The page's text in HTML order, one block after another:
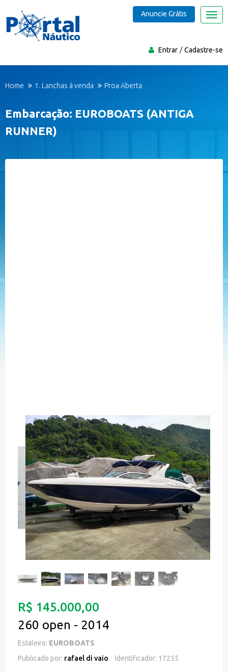
Entrar Cadastre-se
Anuncie Grátis
Home 1. Lanchas à venda Proa Aberta
Embarcação: EUROBOATS (ANTIGA
RUNNER)
R$ 145.000,00
260 open - 2014
Estaleiro: EUROBOATS
Publicado por: rafael di vaio Identificador: 17255